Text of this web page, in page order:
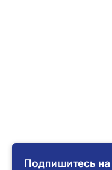
Подпишитесь